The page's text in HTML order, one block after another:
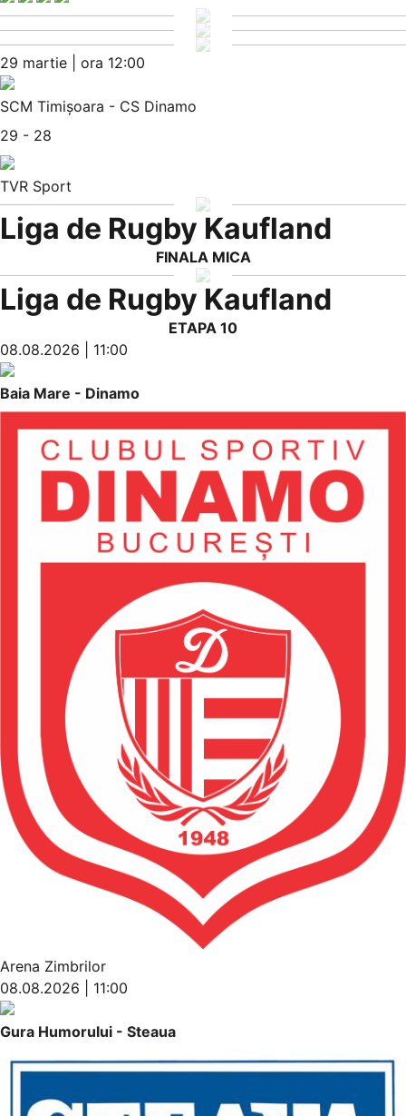
29 martie | ora 12:00
SCM Timișoara - CS Dinamo
29 - 28
TVR Sport
Liga de Rugby Kaufland
FINALA MICA
Liga de Rugby Kaufland
ETAPA 10
08.08.2026 | 11:00
Baia Mare - Dinamo
Arena Zimbrilor
08.08.2026 | 11:00
Gura Humorului - Steaua